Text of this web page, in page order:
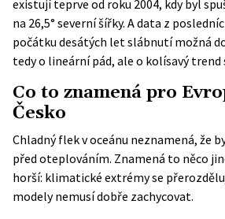
existují teprve od roku 2004, kdy byl
na 26,5° severní šířky. A data z
počátku desátých let slábnutí možná
tedy o lineární pád, ale o kolísavý
Co to znamená pro
Česko
Chladný flek v oceánu neznamená, že
před oteplováním. Znamená to něco
horší: klimatické extrémy se
modely nemusí dobře zachycovat.